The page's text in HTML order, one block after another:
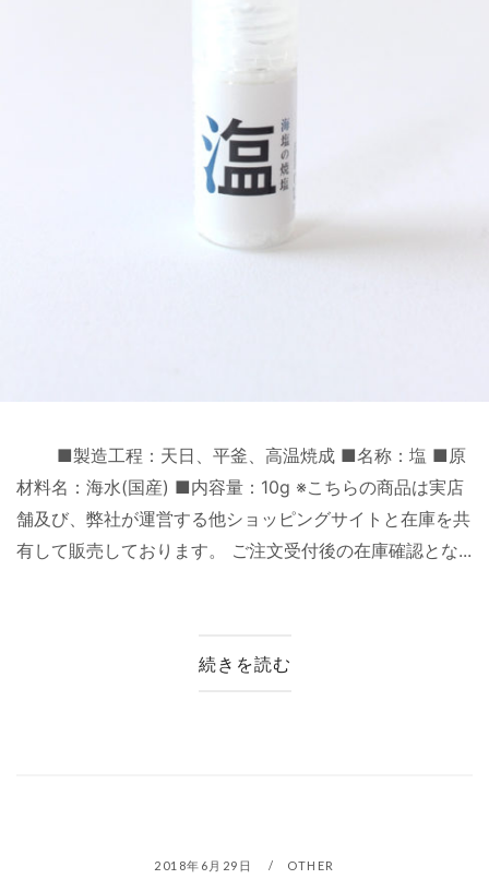
■製造工程：天日、平釜、高温焼成 ■名称：塩 ■原
材料名：海水(国産) ■内容量：10g ※こちらの商品は実店
舗及び、弊社が運営する他ショッピングサイトと在庫を共
有して販売しております。 ご注文受付後の在庫確認とな...
続きを読む
2018年6月29日 OTHER